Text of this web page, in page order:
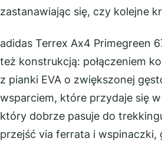
zastanawiając się, czy kolejne
adidas Terrex Ax4 Primegreen
też konstrukcją: połączeniem
z pianki EVA o zwiększonej
wsparciem, które przydaje się
który dobrze pasuje do
przejść via ferrata i wspinaczki,